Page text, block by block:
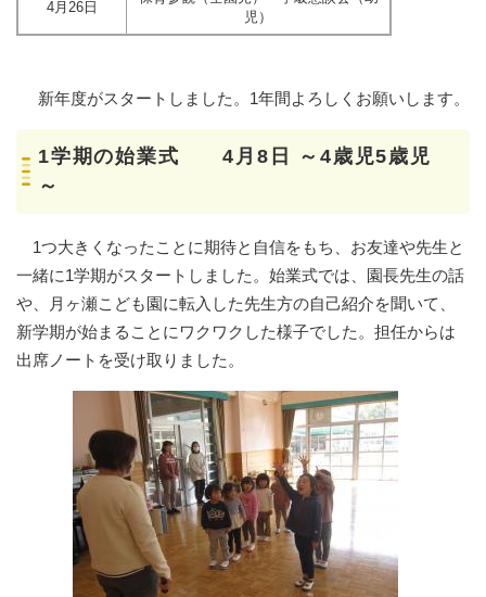
4月26日
児）
新年度がスタートしました。1年間よろしくお願いします。
1学期の始業式 4月8日 ～4歳児5歳児
～
1つ大きくなったことに期待と自信をもち、お友達や先生と
一緒に1学期がスタートしました。始業式では、園長先生の話
や、月ヶ瀬こども園に転入した先生方の自己紹介を聞いて、
新学期が始まることにワクワクした様子でした。担任からは
出席ノートを受け取りました。